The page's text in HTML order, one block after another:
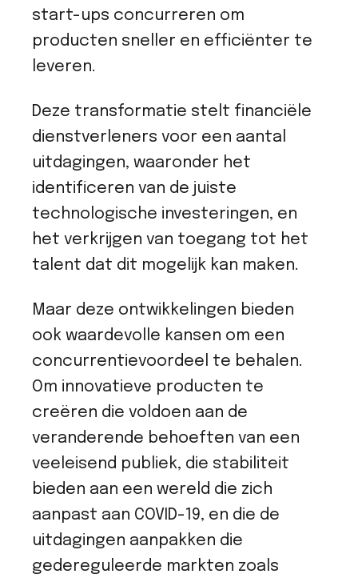
start-ups concurreren om
producten sneller en efficiënter te
leveren.
Deze transformatie stelt financiële
dienstverleners voor een aantal
uitdagingen, waaronder het
identificeren van de juiste
technologische investeringen, en
het verkrijgen van toegang tot het
talent dat dit mogelijk kan maken.
Maar deze ontwikkelingen bieden
ook waardevolle kansen om een
concurrentievoordeel te behalen.
Om innovatieve producten te
creëren die voldoen aan de
veranderende behoeften van een
veeleisend publiek, die stabiliteit
bieden aan een wereld die zich
aanpast aan COVID-19, en die de
uitdagingen aanpakken die
gedereguleerde markten zoals